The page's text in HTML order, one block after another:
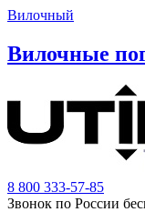
Вилочный
Вилочные
8 800 333-57-85
Звонок по России